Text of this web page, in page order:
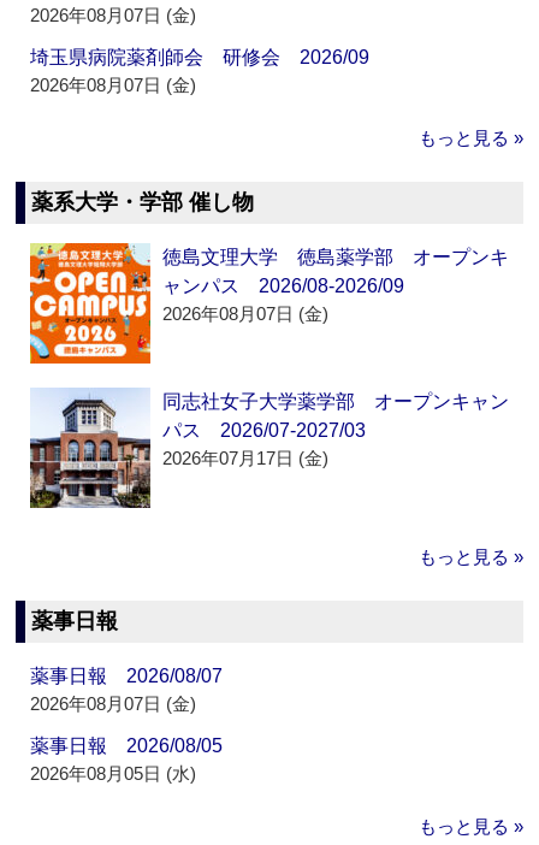
2026年08月07日 (金)
埼玉県病院薬剤師会 研修会 2026/09
2026年08月07日 (金)
もっと見る »
薬系大学・学部 催し物
徳島文理大学 徳島薬学部 オープンキ
ャンパス 2026/08-2026/09
2026年08月07日 (金)
同志社女子大学薬学部 オープンキャン
パス 2026/07-2027/03
2026年07月17日 (金)
もっと見る »
薬事日報
薬事日報 2026/08/07
2026年08月07日 (金)
薬事日報 2026/08/05
2026年08月05日 (水)
もっと見る »